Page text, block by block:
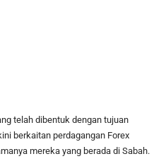
telah dibentuk dengan tujuan
berkaitan perdagangan Forex
mereka yang berada di Sabah.